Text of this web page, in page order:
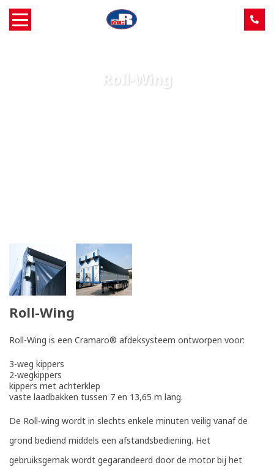
Contact
Roll-Wing
Roll-Wing
Roll-Wing is een Cramaro® afdeksysteem ontworpen voor:
3-weg kippers
2-wegkippers
kippers met achterklep
vaste laadbakken tussen 7 en 13,65 m lang.
De Roll-wing wordt in slechts enkele minuten veilig vanaf de
grond bediend middels een afstandsbediening. Het
gebruiksgemak wordt gegarandeerd door de motor bij het